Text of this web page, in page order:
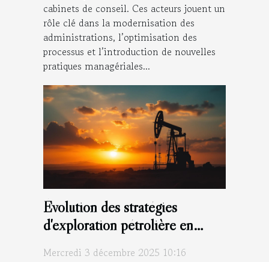
cabinets de conseil. Ces acteurs jouent un
rôle clé dans la modernisation des
administrations, l’optimisation des
processus et l’introduction de nouvelles
pratiques managériales...
Évolution des stratégies
d'exploration pétrolière en
Mercredi 3 décembre 2025 10:16